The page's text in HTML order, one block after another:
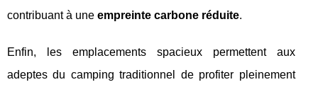
contribuant à une empreinte carbone réduite.
Enfin, les emplacements spacieux permettent aux
adeptes du camping traditionnel de profiter pleinement